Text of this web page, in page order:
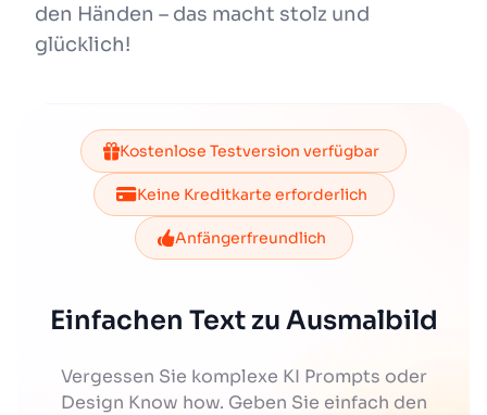
den Händen – das macht stolz und
glücklich!
Kostenlose Testversion verfügbar
Keine Kreditkarte erforderlich
Anfängerfreundlich
Einfachen Text zu Ausmalbild
Vergessen Sie komplexe KI Prompts oder
Design Know how. Geben Sie einfach den